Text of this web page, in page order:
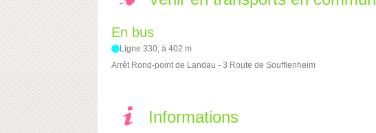
En bus
Ligne 330, à 402 m
Arrêt Rond-point de Landau - 3 Route de Soufflenheim
Informations